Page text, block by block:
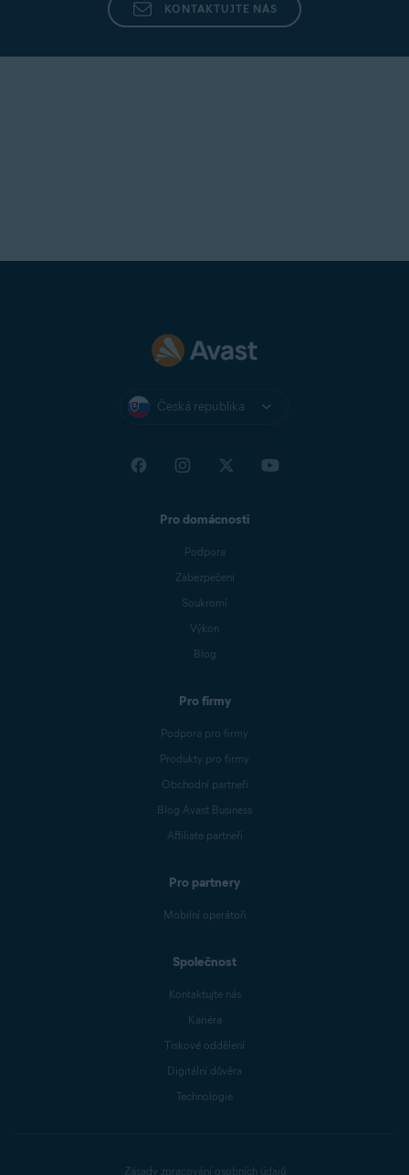
KONTAKTUJTE NÁS
Česká republika
Pro domácnosti
Podpora
Zabezpečení
Soukromí
Výkon
Blog
Pro firmy
Podpora pro firmy
Produkty pro firmy
Obchodní partneři
Blog Avast Business
Affiliate partneři
Pro partnery
Mobilní operátoři
Společnost
Kontaktujte nás
Kariéra
Tiskové oddělení
Digitální důvěra
Technologie
Zásady zpracování osobních údajů